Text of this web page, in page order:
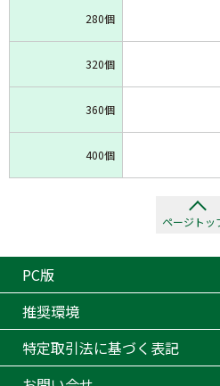
280個
320個
360個
400個
ページトッ
PC版
推奨環境
特定取引法に基づく表記